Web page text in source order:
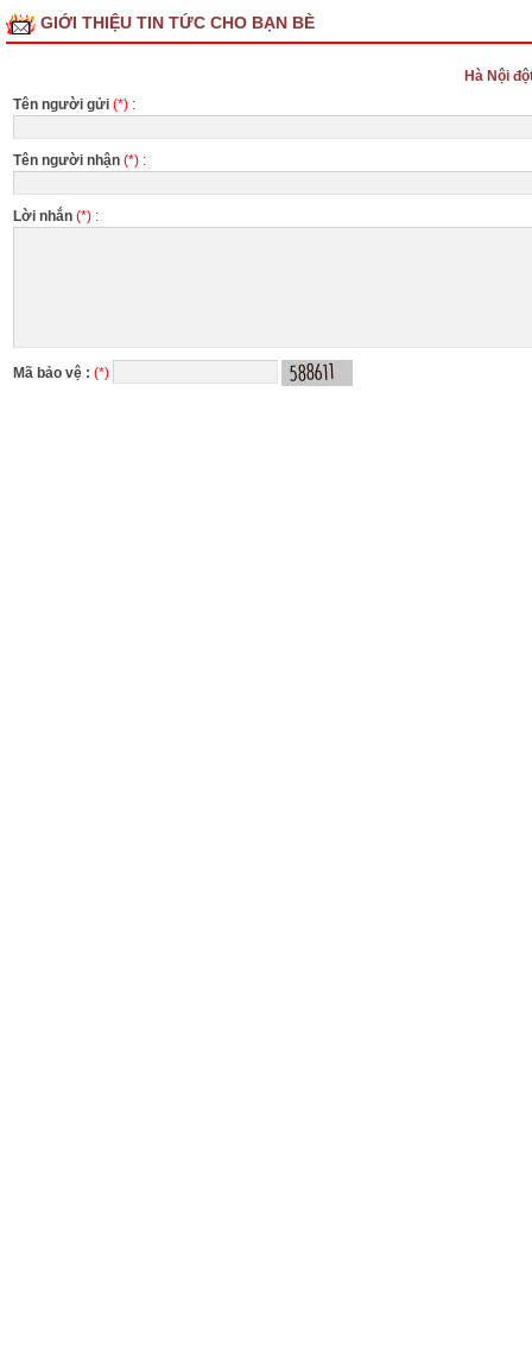
GIỚI THIỆU TIN TỨC CHO BẠN BÈ
Hà Nội
Tên người gửi (*) :
Tên người nhận (*) :
Lời nhắn (*) :
Mã bảo vệ : (*)